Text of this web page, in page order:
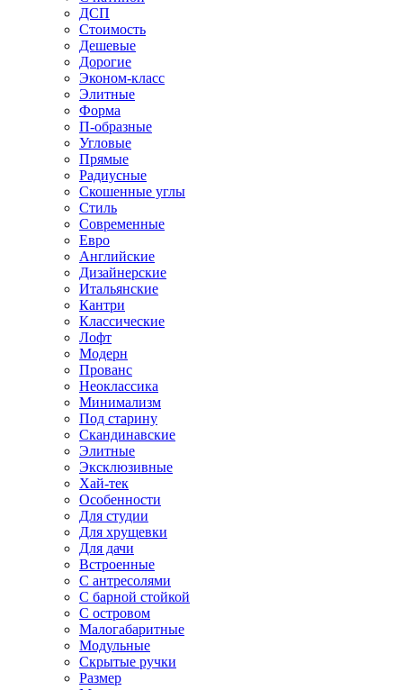
ДСП
Стоимость
Дешевые
Дорогие
Эконом-класс
Элитные
Форма
П-образные
Угловые
Прямые
Радиусные
Скошенные углы
Стиль
Современные
Евро
Английские
Дизайнерские
Итальянские
Кантри
Классические
Лофт
Модерн
Прованс
Неоклассика
Минимализм
Под старину
Скандинавские
Элитные
Эксклюзивные
Хай-тек
Особенности
Для студии
Для хрущевки
Для дачи
Встроенные
С антресолями
С барной стойкой
С островом
Малогабаритные
Модульные
Скрытые ручки
Размер